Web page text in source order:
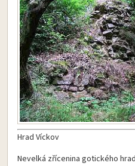
Hrad Víckov
Nevelká zřícenina gotického